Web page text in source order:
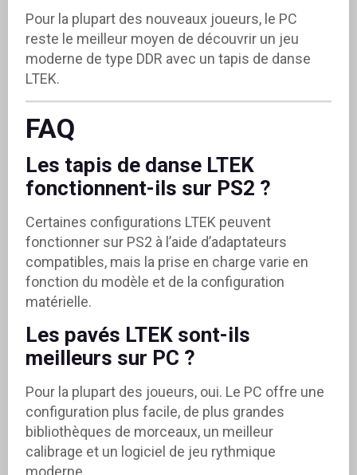
Pour la plupart des nouveaux joueurs, le PC
reste le meilleur moyen de découvrir un jeu
moderne de type DDR avec un tapis de danse
LTEK.
FAQ
Les tapis de danse LTEK
fonctionnent-ils sur PS2 ?
Certaines configurations LTEK peuvent
fonctionner sur PS2 à l’aide d’adaptateurs
compatibles, mais la prise en charge varie en
fonction du modèle et de la configuration
matérielle.
Les pavés LTEK sont-ils
meilleurs sur PC ?
Pour la plupart des joueurs, oui. Le PC offre une
configuration plus facile, de plus grandes
bibliothèques de morceaux, un meilleur
calibrage et un logiciel de jeu rythmique
moderne.